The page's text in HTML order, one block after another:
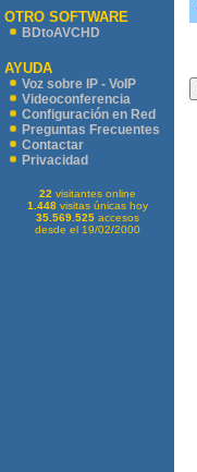
OTRO SOFTWARE
BDtoAVCHD
AYUDA
Voz sobre IP - VoIP
Videoconferencia
Configuración en Red
Preguntas Frecuentes
Contactar
Privacidad
22 visitantes online
1.448visitas únicas hoy
35.569.525accesos
desde el 19/02/2000